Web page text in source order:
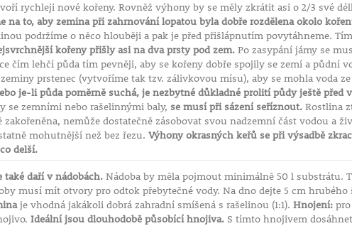
rychleji nové kořeny. Rovněž výhony by se měly zkrátit asi o 2/3 své
na to, aby zemina při zahrnování lopatou byla dobře rozdělena okolo
podržíme o něco hlouběji a pak je před přišlápnutím povytáhneme.
kořeny přišly asi na dva prsty pod zem.Po zasypání jámy se
čím lehčí půda tím pevněji, aby se kořeny dobře spojily se zemí a půdní
prstenec (vytvoříme tak tzv. zálivkovou mísu), aby se mohla voda
je-li půda poměrně suchá, je nezbytné důkladné prolití půdy ještě před
se zemními nebo rašelinnými baly, se musí při sázení seříznout.Rostlina
zakořeněna, nemůže dostatečně zásobovat svou nadzemní část vodou a
mohutnější než bez řezu. Výhony okrasných keřů se při výsadbě
delší.
také daří v nádobách.Nádoba by měla pojmout minimálně 50 l substrátu.
musí mít otvory pro odtok přebytečné vody. Na dno dejte 5 cm
je vhodná jakákoli dobrá zahradní smíšená s rašelinou (1:1). Hnojení:pro
Ideální jsou dlouhodobě působící hnojiva.S tímto hnojivem